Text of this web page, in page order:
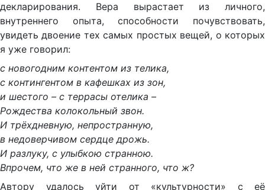
декларирования. Вера вырастает из личного,
внутреннего опыта, способности почувствовать,
увидеть двоение тех самых простых вещей, о которых
я уже говорил:
с новогодним контентом из телика,
с контингентом в кафешках из зон,
и шестого – с террасы отелика –
Рождества колокольный звон.
И трёхдневную, непространную,
в недоверчивом сердце дрожь.
И разлуку, с улыбкою странною.
Впрочем, что же в ней странного, что ж?
Автору удалось уйти от «культурности» с её